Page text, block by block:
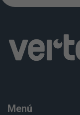
Menú